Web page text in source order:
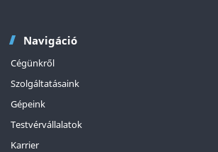
Navigáció
Cégünkről
Szolgáltatásaink
Gépeink
Testvérvállalatok
Karrier